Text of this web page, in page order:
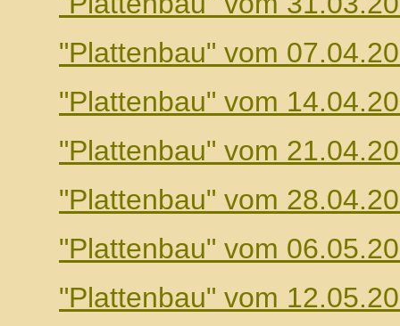
"Plattenbau" vom
"Plattenbau" vom
"Plattenbau" vom
"Plattenbau" vom
"Plattenbau" vom
"Plattenbau" vom